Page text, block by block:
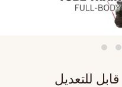
للتعديل